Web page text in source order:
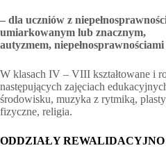
– dla uczniów z
umiarkowanym lub znacznym,
autyzmem,
W klasach IV – VIII kształtowane i
następujących zajęciach
środowisku, muzyka z rytmiką,
fizyczne, religia.
ODDZIAŁY REWALIDACYJNO